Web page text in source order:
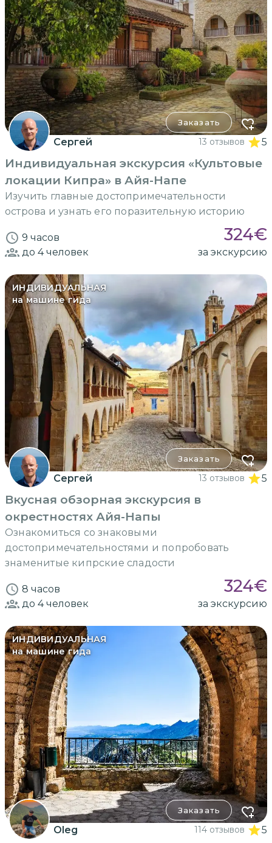
Заказать
Сергей 13 отзывов 5
Индивидуальная экскурсия «Культовые
локации Кипра» в Айя-Напе
Изучить главные достопримечательности
острова и узнать его поразительную историю
9 часов 324€
до 4человек за экскурсию
ИНДИВИДУАЛЬНАЯ
на машине гида
Заказать
Сергей 13 отзывов 5
Вкусная обзорная экскурсия в
окрестностях Айя-Напы
Ознакомиться со знаковыми
достопримечательностями и попробовать
знаменитые кипрские сладости
8 часов 324€
до 4человек за экскурсию
ИНДИВИДУАЛЬНАЯ
на машине гида
Заказать
Oleg 114 отзывов 5